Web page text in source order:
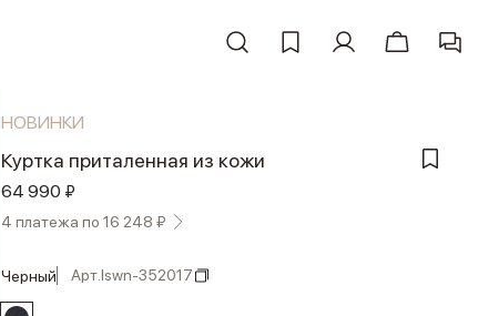
НОВИНКИ
Куртка приталенная из кожи
64 990 ₽
4 платежа по 16 248 ₽
черный Арт.lswn-352017